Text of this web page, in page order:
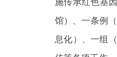
施传承红色基
馆）、一条例
息化）、一组